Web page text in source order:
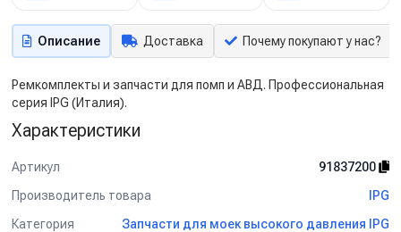
Описание Доставка Почему покупают у нас?
Ремкомплекты и запчасти для помп и АВД. Профессиональная
серия IPG (Италия).
Характеристики
Артикул
91837200
Производитель товара
IPG
Категория
Запчасти для моек высокого давления IPG